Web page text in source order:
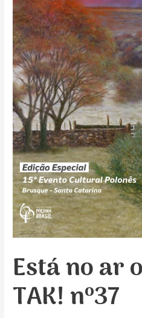
Está no ar
TAK! nº37